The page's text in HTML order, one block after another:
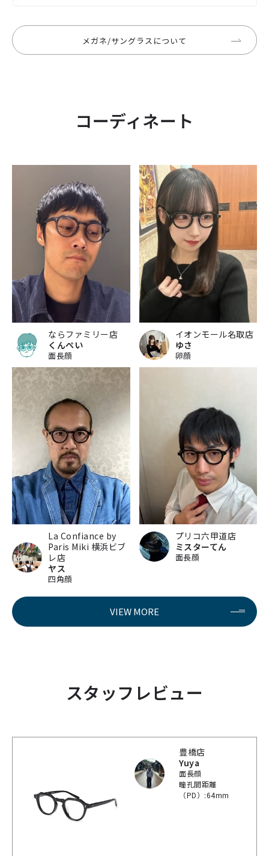
メガネ/サングラスについて
コーディネート
ならファミリー店
くんぺい
面長顔
イオンモール名取店
ゆさ
卵顔
La Confiance by
Paris Miki 横浜ビブ
レ店
ヤス
四角顔
プリコ六甲道店
ミスターてん
面長顔
VIEW MORE
スタッフレビュー
豊橋店
Yuya
面長顔
瞳孔間距離
（PD）:64mm